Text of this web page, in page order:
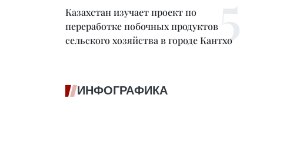
Казахстан изучает проект по
переработке побочных продуктов
сельского хозяйства в городе Кантхо
ИНФОГРАФИКА